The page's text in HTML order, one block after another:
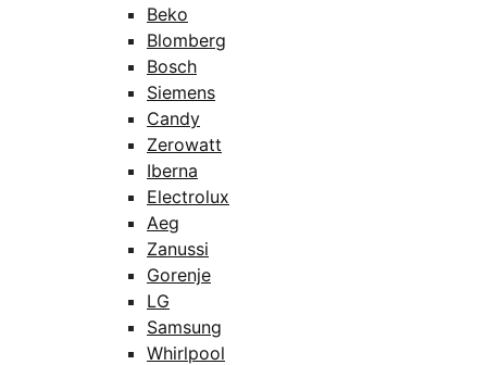
Beko
Blomberg
Bosch
Siemens
Candy
Zerowatt
Iberna
Electrolux
Aeg
Zanussi
Gorenje
LG
Samsung
Whirlpool